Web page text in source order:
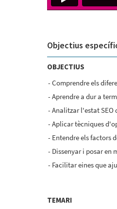
Objectius
OBJECTIUS
Comprendre els
Aprendre a dur a
Analitzar l'estat SEO
Aplicar tècniques
Entendre els factors
Dissenyar i posar en
Facilitar eines que
TEMARI